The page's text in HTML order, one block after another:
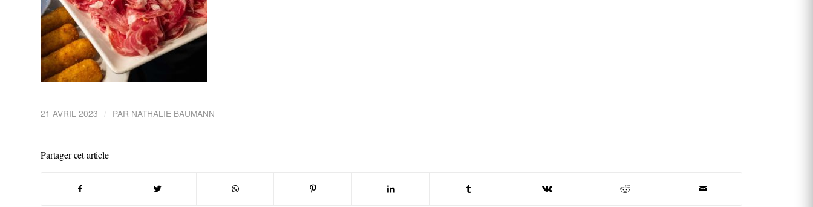
21 AVRIL 2023 / PAR NATHALIE BAUMANN
Partager cet article